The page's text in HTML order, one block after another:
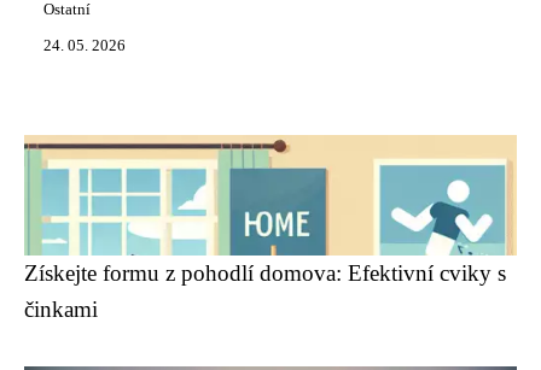
Ostatní
24. 05. 2026
Získejte formu z pohodlí domova: Efektivní cviky s
činkami